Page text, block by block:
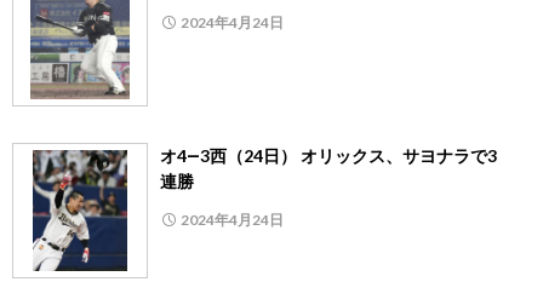
2024年4月24日
オ4―3西（24日） オリックス、サヨナラで3
連勝
2024年4月24日